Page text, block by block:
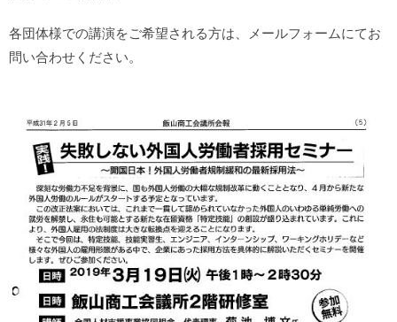
各団体様での講演をご希望される方は、メールフォームにてお
問い合わせください。